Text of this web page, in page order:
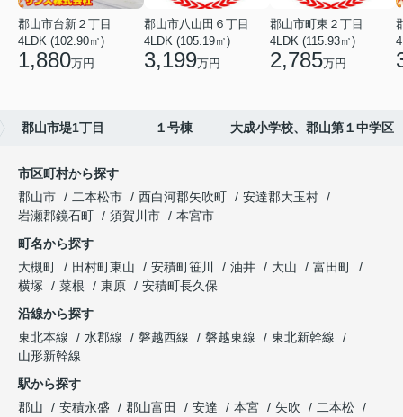
郡山市台新２丁目
4LDK (102.90㎡)
1,880万円
郡山市八山田６丁目
4LDK (105.19㎡)
3,199万円
郡山市町東２丁目
4LDK (115.93㎡)
2,785万円
郡山市堤1丁目 １号棟 大成小学校、郡山第１中学区
市区町村から探す
郡山市
二本松市 西白河郡矢吹町
安達郡大玉村
岩瀬郡鏡石町
須賀川市
本宮市
町名から探す
大槻町
田村町東山 安積町笹川 油井 大山
富田町
横塚
菜根 東原
安積町長久保
沿線から探す
東北本線
水郡線 磐越西線 磐越東線
東北新幹線
山形新幹線
駅から探す
郡山
安積永盛 郡山富田 安達 本宮 矢吹
二本松